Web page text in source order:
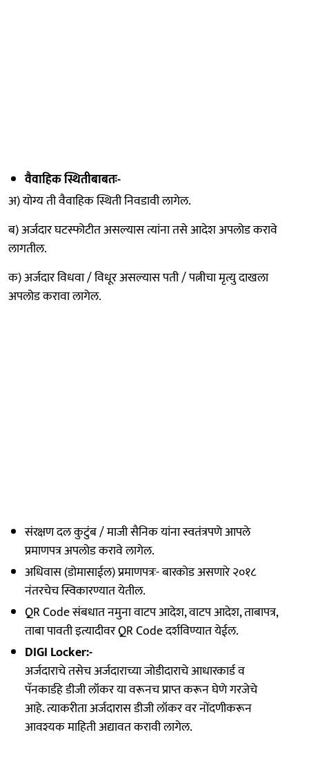
वैवाहिक स्थितीबाबतः-
अ) योग्य ती वैवाहिक स्थिती निवडावी लागेल.
ब) अर्जदार घटस्फोटीत असल्यास त्यांना तसे आदेश अपलोड करावे
लागतील.
क) अर्जदार विधवा / विधूर असल्यास पती / पत्नीचा मृत्यु दाखला
अपलोड करावा लागेल.
संरक्षण दल कुटुंब / माजी सैनिक यांना स्वतंत्रपणे आपले
प्रमाणपत्र अपलोड करावे लागेल.
अधिवास (डोमासाईल) प्रमाणपत्रः- बारकोड असणारे २०१८
नंतरचेच स्विकारण्यात येतील.
QR Code संबधात नमुना वाटप आदेश, वाटप आदेश, ताबापत्र,
ताबा पावती इत्यादीवर QR Code दर्शविण्यात येईल.
DIGI Locker:-
अर्जदाराचे तसेच अर्जदाराच्या जोडीदाराचे आधारकार्ड व
पॅनकार्डहे डीजी लॉकर या वरूनच प्राप्त करून घेणे गरजेचे
आहे. त्याकरीता अर्जदारास डीजी लॉकर वर नोंदणीकरून
आवश्यक माहिती अद्यावत करावी लागेल.